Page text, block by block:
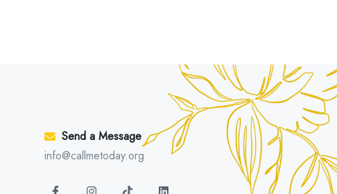
Send a Message
info@callmetoday.org